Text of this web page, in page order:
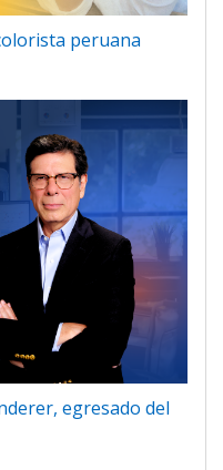
peruana
egresado del